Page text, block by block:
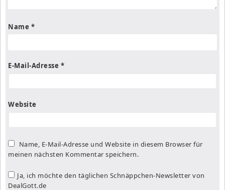
Name *
E-Mail-Adresse *
Website
Name, E-Mail-Adresse und Website in diesem Browser für
meinen nächsten Kommentar speichern.
Ja, ich möchte den täglichen Schnäppchen-Newsletter von
DealGott.de